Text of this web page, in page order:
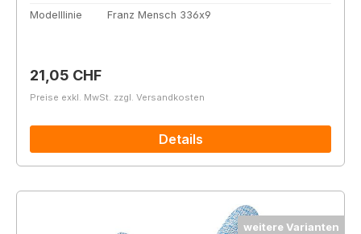
Modelllinie
Franz Mensch 336x9
Regulärer Preis:
21,05 CHF
Preise exkl. MwSt. zzgl. Versandkosten
Details
weitere Varianten